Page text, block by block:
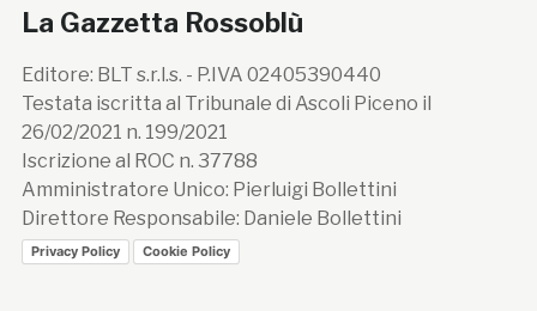
La Gazzetta Rossoblù
Editore: BLT s.r.l.s. - P.IVA 02405390440
Testata iscritta al Tribunale di Ascoli Piceno il
26/02/2021 n. 199/2021
Iscrizione al ROC n. 37788
Amministratore Unico: Pierluigi Bollettini
Direttore Responsabile: Daniele Bollettini
Privacy Policy Cookie Policy